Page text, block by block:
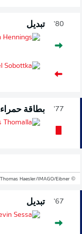
80' تبديل
77' بطاقة حمراء
© IMAGO/Eibner-Pressefoto/Thomas Haesler/IMAGO/Eibner
67' تبديل